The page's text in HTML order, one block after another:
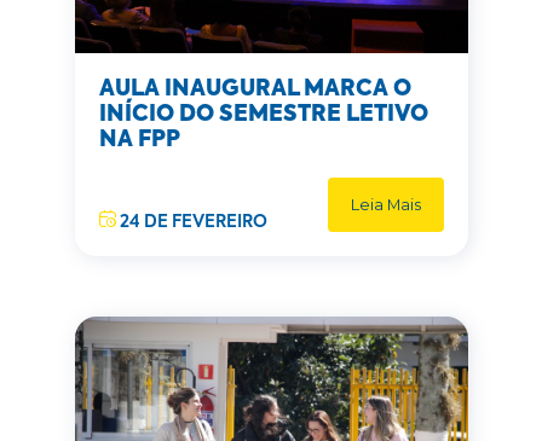
AULA INAUGURAL MARCA O
INÍCIO DO SEMESTRE LETIVO
NA FPP
24 DE FEVEREIRO
Leia Mais